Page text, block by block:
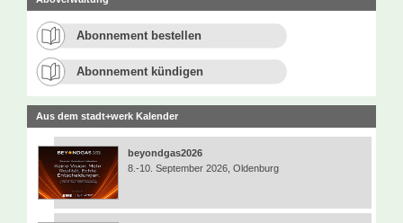
Abonnement bestellen
Abonnement kündigen
Aus dem stadt+werk Kalender
beyondgas2026
8.-10. September 2026, Oldenburg